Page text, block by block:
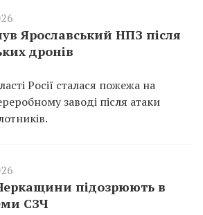
Ярославський НПЗ після
дронів
Росії сталася пожежа на
заводі після атаки
підозрюють в
СЗЧ